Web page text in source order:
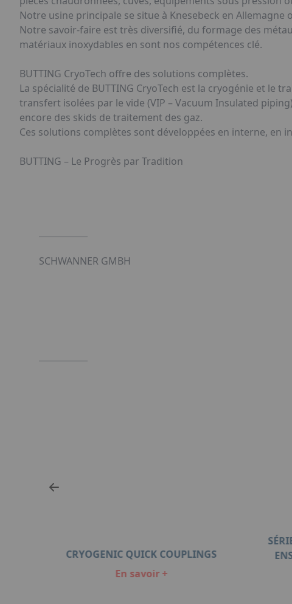
Notre usine principale se situe à Knesebeck en
Notre savoir-faire est très diversifié, du formage des
matériaux inoxydables en sont nos compétences clé.
BUTTING CryoTech offre des solutions complètes.
La spécialité de BUTTING CryoTech est la cryogénie et le
transfert isolées par le vide (VIP – Vacuum Insulated
encore des skids de traitement des gaz.
Ces solutions complètes sont développées en interne, en
BUTTING – Le Progrès par Tradition
SCHWANNER GMBH
CRYOGENIC QUICK COUPLINGS
En savoir +